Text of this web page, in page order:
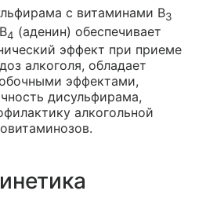
с витаминами B3
4 (аденин) обеспечивает
эффект при приеме
алкоголя, обладает
эффектами,
дисульфирама,
алкогольной